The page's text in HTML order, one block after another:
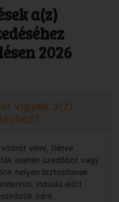
a(z)
2026
vigyek a(z)
vinni, illetve
esetén szedőbot vagy
helyen biztosítanak
Indulás előtt
iránt.